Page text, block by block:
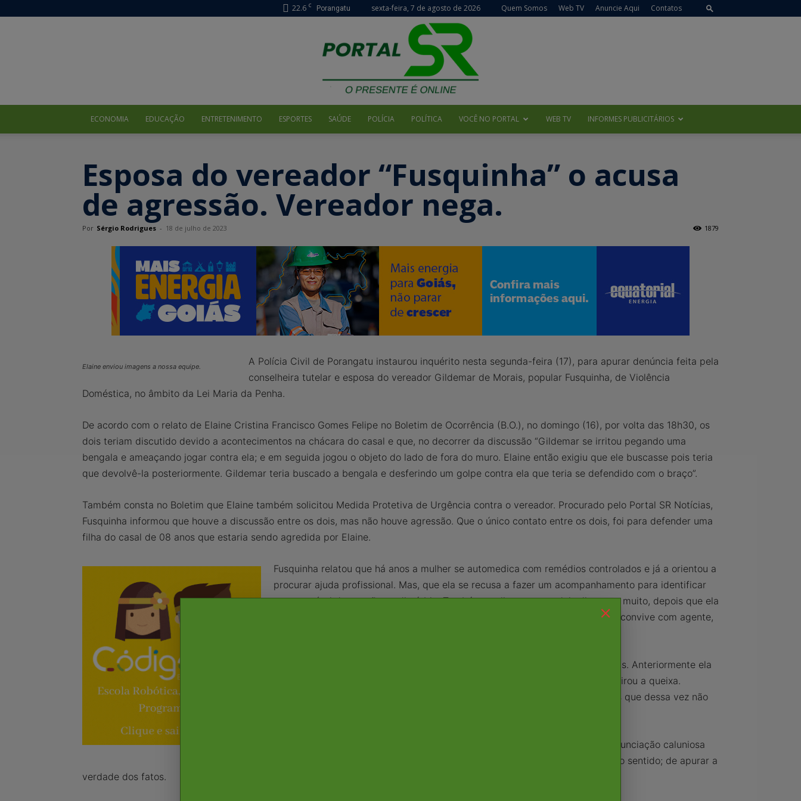
22.6 C Porangatu sexta-feira, 7 de agosto de 2026 Quem Somos Web TV Anuncie Aqui Contatos
ECONOMIA EDUCAÇÃO ENTRETENIMENTO ESPORTES SAÚDE POLÍCIA POLÍTICA VOCÊ NO PORTAL WEB TV INFORMES PUBLICITÁRIOS
Esposa do vereador “Fusquinha” o acusa
de agressão. Vereador nega.
Por Sérgio Rodrigues - 18 de julho de 2023 1879
Elaine enviou imagens a nossa equipe.
A Polícia Civil de Porangatu instaurou inquérito nesta segunda-feira (17), para apurar denúncia feita pela
conselheira tutelar e esposa do vereador Gildemar de Morais, popular Fusquinha, de Violência
Doméstica, no âmbito da Lei Maria da Penha.
De acordo com o relato de Elaine Cristina Francisco Gomes Felipe no Boletim de Ocorrência (B.O.), no domingo (16), por volta das 18h30, os
dois teriam discutido devido a acontecimentos na chácara do casal e que, no decorrer da discussão “Gildemar se irritou pegando uma
bengala e ameaçando jogar contra ela; e em seguida jogou o objeto do lado de fora do muro. Elaine então exigiu que ele buscasse pois teria
que devolvê-la posteriormente. Gildemar teria buscado a bengala e desferindo um golpe contra ela que teria se defendido com o braço”.
Também consta no Boletim que Elaine também solicitou Medida Protetiva de Urgência contra o vereador. Procurado pelo Portal SR Notícias,
Fusquinha informou que houve a discussão entre os dois, mas não houve agressão. Que o único contato entre os dois, foi para defender uma
filha do casal de 08 anos que estaria sendo agredida por Elaine.
Fusquinha relatou que há anos a mulher se automedica com remédios controlados e já a orientou a
procurar ajuda profissional. Mas, que ela se recusa a fazer um acompanhamento para identificar
uma possível depressão ou distúrbio. Também explicou que os dois discutem muito, depois que ela
começou a frequentar determinada religião de origem afro-brasileira. "Quem convive com agente,
Já Elaine afirma que há 10 anos sofre agressões verbais, físicas e psicológicas. Anteriormente ela
chegou a registrar um outro boletim de ocorrência contra o vereador, mas retirou a queixa.
Segundo Elaine a pedido de Fusquinha que consegue "persuadir a todos, mas que dessa vez não
A Polícia Civil informou que, naquela ocasião, foi aberto um inquérito por denunciação caluniosa
contra a Elaine que está na Justiça, e que neste momento, trabalha no mesmo sentido; de apurar a
verdade dos fatos.